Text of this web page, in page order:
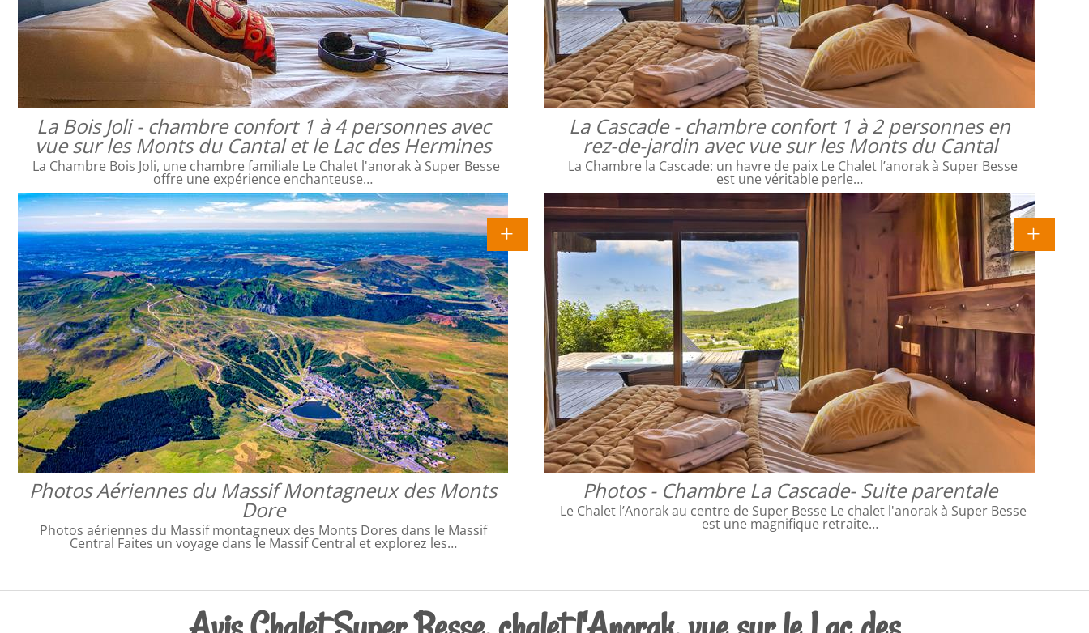
La Bois Joli - chambre confort 1 à 4 personnes avec
vue sur les Monts du Cantal et le Lac des Hermines
La Chambre Bois Joli, une chambre familiale Le Chalet l'anorak à Super Besse
offre une expérience enchanteuse…
La Cascade - chambre confort 1 à 2 personnes en
rez-de-jardin avec vue sur les Monts du Cantal
La Chambre la Cascade: un havre de paix Le Chalet l’anorak à Super Besse
est une véritable perle…
Photos Aériennes du Massif Montagneux des Monts
Dore
Photos aériennes du Massif montagneux des Monts Dores dans le Massif
Central Faites un voyage dans le Massif Central et explorez les…
Photos - Chambre La Cascade- Suite parentale
Le Chalet l’Anorak au centre de Super Besse Le chalet l'anorak à Super Besse
est une magnifique retraite…